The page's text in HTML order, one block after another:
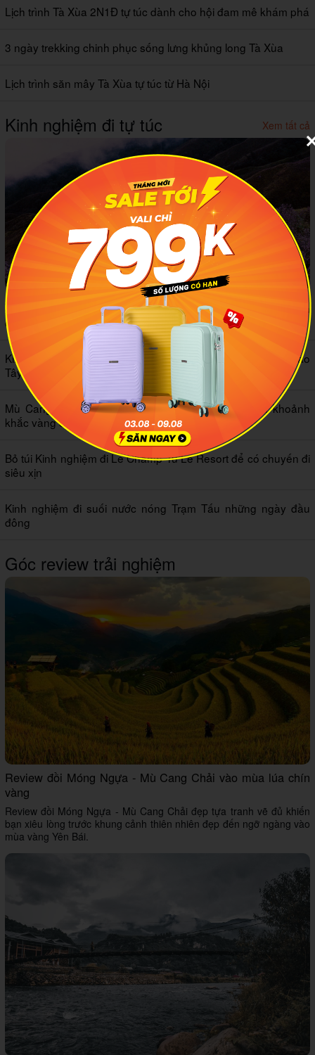
Lịch trình Tà Xùa 2N1Đ tự túc dành cho hội đam mê khám phá
3 ngày trekking chinh phục sống lưng khủng long Tà Xùa
Lịch trình săn mây Tà Xùa tự túc từ Hà Nội
Kinh nghiệm đi tự túc Xem tất cả
Kinh nghiệm trekking Tà Chì Nhù dành cho người mới đi lần
đầu
Kinh nghiệm du lịch Tú Lệ Yên Bái - Nàng thơ của vùng cao
Tây Bắc
Mù Cang Chải mùa lúa chín: Kinh nghiệm săn trọn khoảnh
khắc vàng đẹp nhất
Bỏ túi Kinh nghiệm đi Le Champ Tu Le Resort để có chuyến đi
siêu xịn
Kinh nghiệm đi suối nước nóng Trạm Tấu những ngày đầu
đông
Góc review trải nghiệm
Review đồi Móng Ngựa - Mù Cang Chải vào mùa lúa chín
vàng
Review đồi Móng Ngựa - Mù Cang Chải đẹp tựa tranh vẽ đủ khiến
bạn xiêu lòng trước khung cảnh thiên nhiên đẹp đến ngỡ ngàng vào
mùa vàng Yên Bái.